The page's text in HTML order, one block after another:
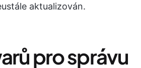
aktualizován.
pro správu